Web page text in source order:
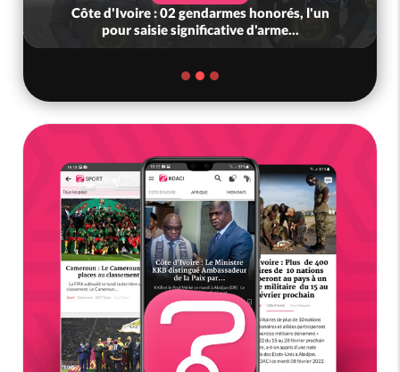
Côte d'Ivoire : 02 gendarmes honorés, l'un
pour saisie significative d'arme...